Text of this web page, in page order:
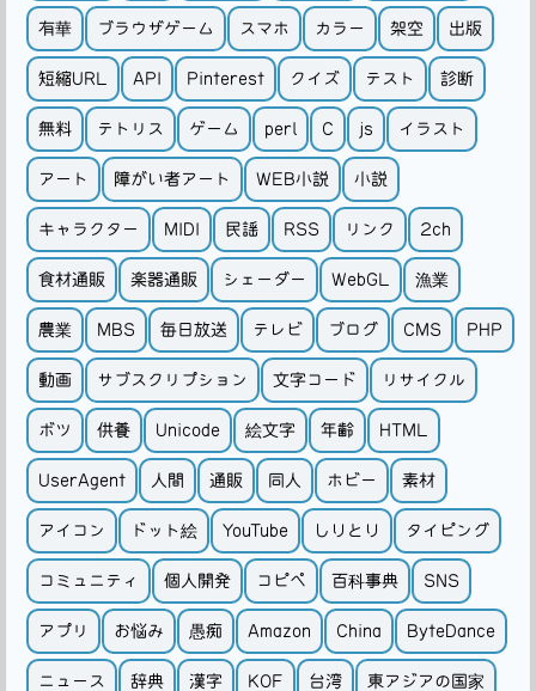
有華 ブラウザゲーム スマホ カラー 架空 出版
短縮URL API Pinterest クイズ テスト 診断
無料 テトリス ゲーム perl C js イラスト
アート 障がい者アート WEB小説 小説
キャラクター MIDI 民謡 RSS リンク 2ch
食材通販 楽器通販 シェーダー WebGL 漁業
農業 MBS 毎日放送 テレビ ブログ CMS PHP
動画 サブスクリプション 文字コード リサイクル
ボツ 供養 Unicode 絵文字 年齢 HTML
UserAgent 人間 通販 同人 ホビー 素材
アイコン ドット絵 YouTube しりとり タイピング
コミュニティ 個人開発 コピペ 百科事典 SNS
アプリ お悩み 愚痴 Amazon China ByteDance
ニュース 辞典 漢字 KOF 台湾 東アジアの国家